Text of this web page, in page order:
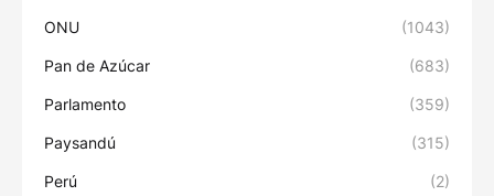
ONU (1043)
Pan de Azúcar (683)
Parlamento (359)
Paysandú (315)
Perú (2)